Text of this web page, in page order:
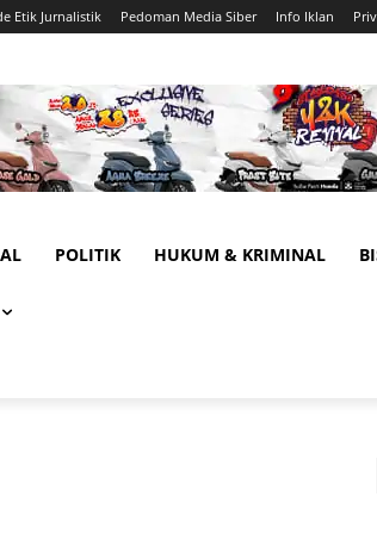
Etik Jurnalistik Pedoman Media Siber Info Iklan
POLITIK HUKUM & KRIMINAL